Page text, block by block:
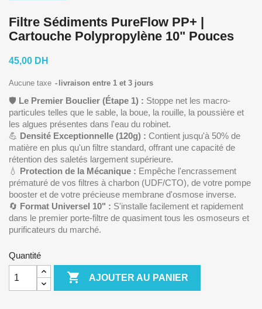
Filtre Sédiments PureFlow PP+ |
Cartouche Polypropylène 10" Pouces
45,00 DH
Aucune taxe livraison entre 1 et 3 jours
🛡️ Le Premier Bouclier (Étape 1) : Stoppe net les macro-
particules telles que le sable, la boue, la rouille, la poussière et
les algues présentes dans l'eau du robinet.
💪 Densité Exceptionnelle (120g) : Contient jusqu'à 50% de
matière en plus qu'un filtre standard, offrant une capacité de
rétention des saletés largement supérieure.
💧 Protection de la Mécanique : Empêche l'encrassement
prématuré de vos filtres à charbon (UDF/CTO), de votre pompe
booster et de votre précieuse membrane d'osmose inverse.
🔄 Format Universel 10" : S'installe facilement et rapidement
dans le premier porte-filtre de quasiment tous les osmoseurs et
purificateurs du marché.
Quantité
 AJOUTER AU PANIER